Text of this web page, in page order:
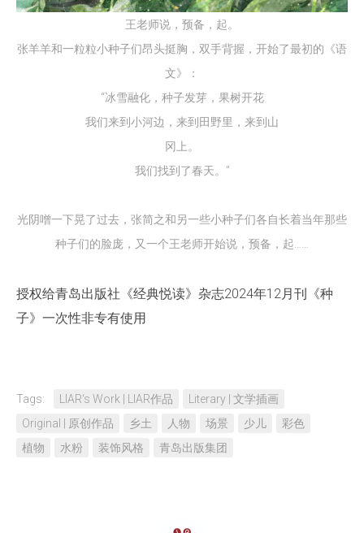
王老师说，预备，起。
张羊羊和一粒粒小种子们昂头挺胸，双手背握，开始了最初的《语
文》：
“冰雪融化，种子发芽，果树开花
我们来到小河边，来到田野里，来到山
冈上。
我们找到了春天。”
光阴噌一下晃了过去，张简之和另一些小种子们各自长着当年那些
种子们的脸庞，又一个王老师开始说，预备，起……
授权给青岛出版社《经典悦读》杂志2024年12月刊《种
子》一次性非专有使用
Tags: LIAR‘s Work | LIAR作品
Literary | 文学插画
Original | 原创作品
乡土 人物 场景 少儿
彩色
植物
水粉 装饰风格 青岛出版集团